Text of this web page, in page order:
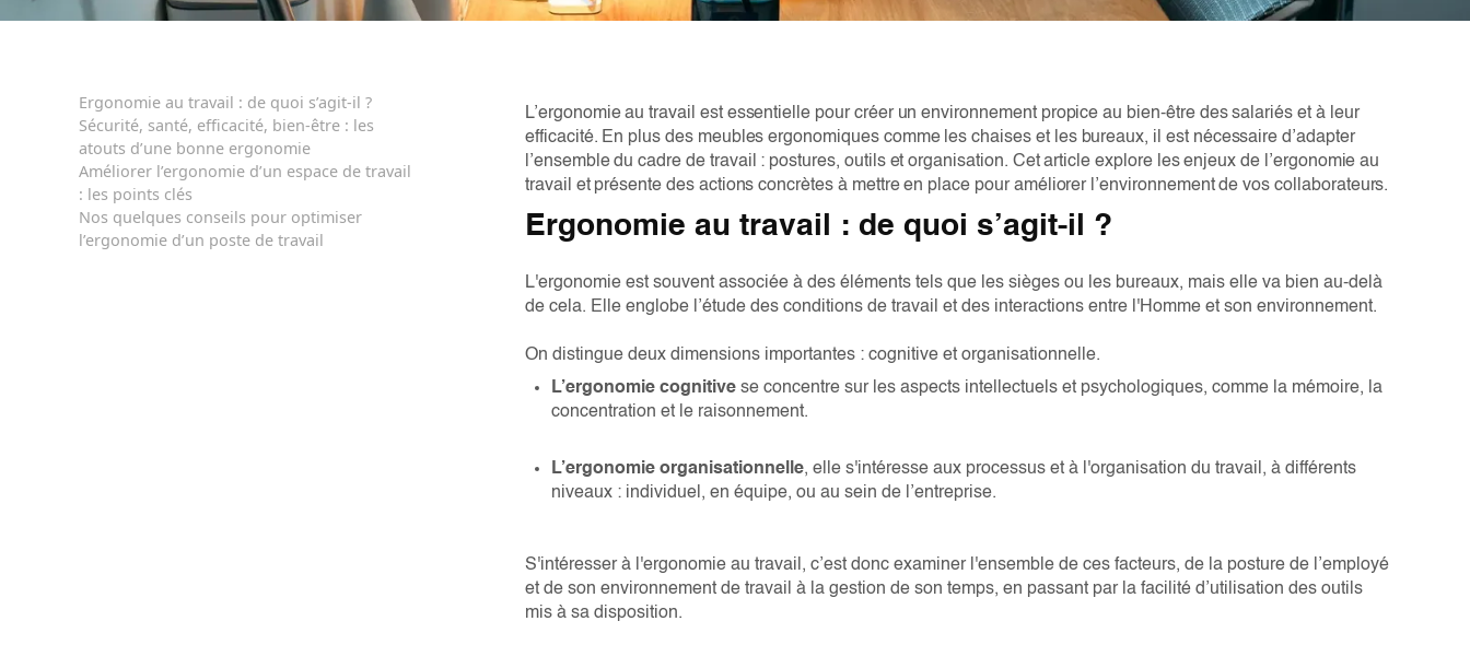
Ergonomie au travail : de quoi s’agit-il ?
Sécurité, santé, efficacité, bien-être : les
atouts d’une bonne ergonomie
Améliorer l’ergonomie d’un espace de travail
: les points clés
Nos quelques conseils pour optimiser
l’ergonomie d’un poste de travail
L’ergonomie au travail est essentielle pour créer un environnement propice au bien-être des salariés et à leur
efficacité. En plus des meubles ergonomiques comme les chaises et les bureaux, il est nécessaire d’adapter
l’ensemble du cadre de travail : postures, outils et organisation. Cet article explore les enjeux de l’ergonomie au
travail et présente des actions concrètes à mettre en place pour améliorer l’environnement de vos collaborateurs.
Ergonomie au travail : de quoi s’agit-il ?
L'ergonomie est souvent associée à des éléments tels que les sièges ou les bureaux, mais elle va bien au-delà
de cela. Elle englobe l’étude des conditions de travail et des interactions entre l'Homme et son environnement.
On distingue deux dimensions importantes : cognitive et organisationnelle.
L’ergonomie cognitive se concentre sur les aspects intellectuels et psychologiques, comme la mémoire, la
concentration et le raisonnement.
L’ergonomie organisationnelle, elle s'intéresse aux processus et à l'organisation du travail, à différents
niveaux : individuel, en équipe, ou au sein de l’entreprise.
S'intéresser à l'ergonomie au travail, c’est donc examiner l'ensemble de ces facteurs, de la posture de l’employé
et de son environnement de travail à la gestion de son temps, en passant par la facilité d’utilisation des outils
mis à sa disposition.